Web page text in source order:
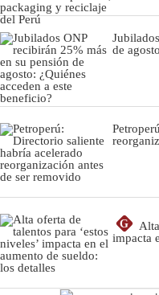
de
G
impacta